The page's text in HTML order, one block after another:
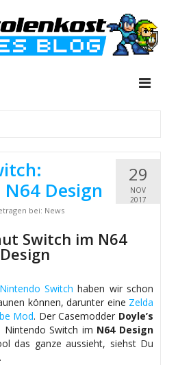
29
NOV
2017
Design
bei: News
Switch im N64
Design
Nintendo Switch haben wir schon
können, darunter eine Zelda
Mod. Der Casemodder Doyle’s
Nintendo Switch im N64 Design
das ganze aussieht, siehst Du